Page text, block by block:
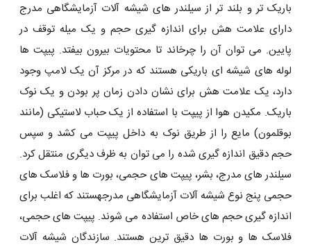
باریک تر و بلند تر از سیلندر های شیشه آلات آزمایشگاهی مدرج
دارای علامت هش برای اندازه گیری حجم و یک میله توقف در
پایین. می توان آن را چرخاند تا محتویات بیرون بیفتد. پیپت ‌ها
لوله‌ های شیشه ‌ای باریکی هستند که در مرکز آن یک لامپ وجود
دارد، یک علامت هش برای نشان دادن زمان پر بودن و یک نوک
باریک. مکیدن هوا از پیپت با استفاده از یک حباب لاستیکی (مانند
بوقلمون) مایع را از طریق نوک به داخل پیپت می کشد و سپس
حجم دقیق اندازه گیری شده را می توان به ظرف دیگری منتقل کرد.
سیلندر های مدرج، بشر، پیپت های حجمی، بورت ها و فلاسک های
حجمی پنج نوع شیشه آلات آزمایشگاهی مدرجهستند که اغلب برای
اندازه گیری حجم های خاص استفاده می شوند. پیپت های حجمی،
فلاسک ها و بورت ها دقیق ترین هستند. سازندگان شیشه آلات